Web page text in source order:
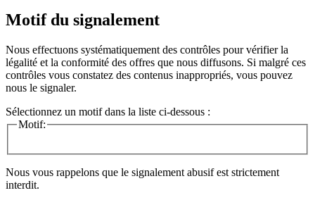
Motif du signalement
Nous effectuons systématiquement des contrôles pour vérifier la
légalité et la conformité des offres que nous diffusons. Si malgré ces
contrôles vous constatez des contenus inappropriés, vous pouvez
nous le signaler.
Sélectionnez un motif dans la liste ci-dessous :
Motif:
Nous vous rappelons que le signalement abusif est strictement
interdit.